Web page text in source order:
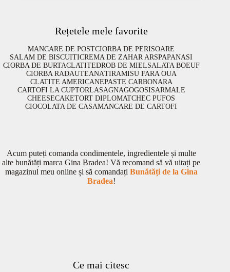
Rețetele mele favorite
MANCARE DE POSTCIORBA DE PERISOARE
SALAM DE BISCUITICREMA DE ZAHAR ARSPAPANASI
CIORBA DE BURTACLATITEDROB DE MIELSALATA BOEUF
CIORBA RADAUTEANATIRAMISU FARA OUA
CLATITE AMERICANEPASTE CARBONARA
CARTOFI LA CUPTORLASAGNAGOGOSISARMALE
CHEESECAKETORT DIPLOMATCHEC PUFOS
CIOCOLATA DE CASAMANCARE DE CARTOFI
Acum puteți comanda condimentele, ingredientele și multe
alte bunătăți marca Gina Bradea! Vă recomand să vă uitați pe
magazinul meu online și să comandați Bunătăți de la Gina
Bradea!
Ce mai citesc